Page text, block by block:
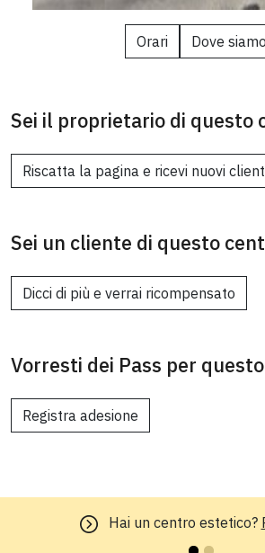
Orari Dove siamo
Sei il proprietario di questo
Riscatta la pagina e ricevi nuovi
Sei un cliente di questo
Dicci di più e verrai ricompensato
Vorresti dei Pass per
Registra adesione
Hai un centro estetico?